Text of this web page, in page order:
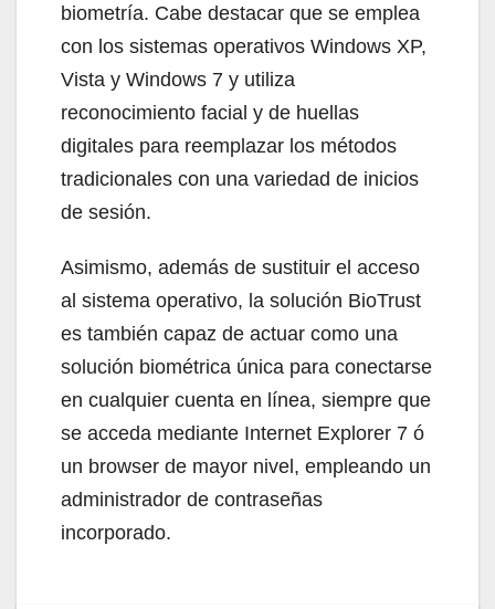
biometría. Cabe destacar que se emplea
con los sistemas operativos Windows XP,
Vista y Windows 7 y utiliza
reconocimiento facial y de huellas
digitales para reemplazar los métodos
tradicionales con una variedad de inicios
de sesión.
Asimismo, además de sustituir el acceso
al sistema operativo, la solución BioTrust
es también capaz de actuar como una
solución biométrica única para conectarse
en cualquier cuenta en línea, siempre que
se acceda mediante Internet Explorer 7 ó
un browser de mayor nivel, empleando un
administrador de contraseñas
incorporado.